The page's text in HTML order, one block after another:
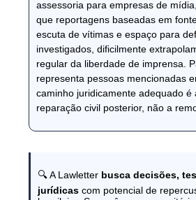
assessoria para empresas de
que reportagens baseadas em
escuta de vítimas e espaço para
investigados, dificilmente
regular da liberdade de imprensa.
representa pessoas mencionadas
caminho juridicamente adequado é
reparação civil posterior, não a
🔍 A Lawletter busca decisões,
jurídicas com potencial de